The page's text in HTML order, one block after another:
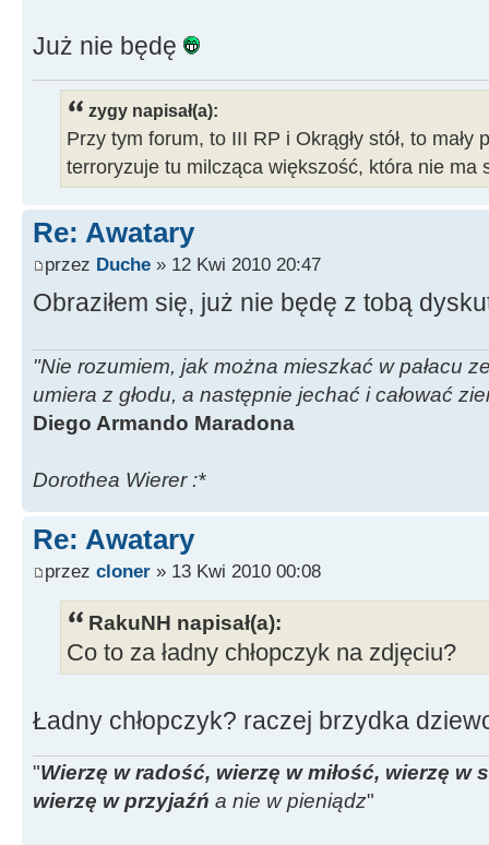
Już nie będę
zygy napisał(a):
Przy tym forum, to III RP i Okrągły stół, to
terroryzuje tu milcząca większość, która nie ma
Re: Awatary
przez Duche » 12 Kwi 2010 20:47
Obraziłem się, już nie będę z tobą
"Nie rozumiem, jak można mieszkać w pałacu
umiera z głodu, a następnie jechać i całować
Diego Armando Maradona
Dorothea Wierer :*
Re: Awatary
przez cloner » 13 Kwi 2010 00:08
RakuNH napisał(a):
Co to za ładny chłopczyk na zdjęciu?
Ładny chłopczyk? raczej brzydka
"Wierzę w radość, wierzę w miłość, wierzę w
wierzę w przyjaźń a nie w pieniądz"